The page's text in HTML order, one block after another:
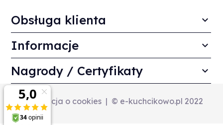
Obsługa klienta
Informacje
Nagrody / Certyfikaty
Informacja o cookies © e-kuchcikowo.pl 2022